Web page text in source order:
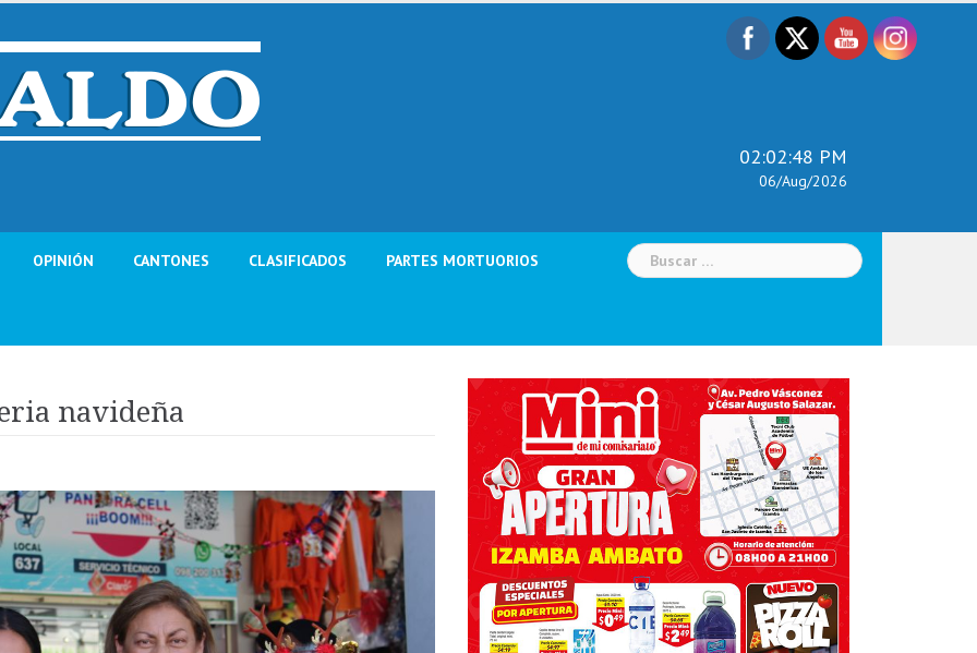
02:02:50 PM
06/Aug/2026
OPINIÓN CANTONES CLASIFICADOS PARTES MORTUORIOS Buscar:
navideña